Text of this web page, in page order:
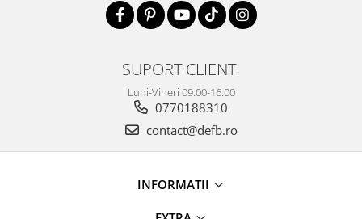
SUPORT CLIENTI
Luni-Vineri 09.00-16.00
0770188310
contact@defb.ro
INFORMATII